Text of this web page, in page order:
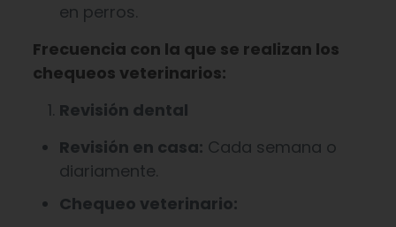
en perros.
Frecuencia con la que se realizan los
chequeos veterinarios:
Revisión dental
Revisión en casa: Cada semana o
diariamente.
Chequeo veterinario: